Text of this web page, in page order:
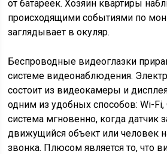
от батареек. Хозяин квартиры
происходящими событиями по
заглядывает в окуляр.
Беспроводные видеоглазки
системе видеонаблюдения.
состоит из видеокамеры и
одним из удобных способов: Wi-Fi,
система мгновенно, когда датчик
движущийся объект или человек
звонка. Плюсом является то, что